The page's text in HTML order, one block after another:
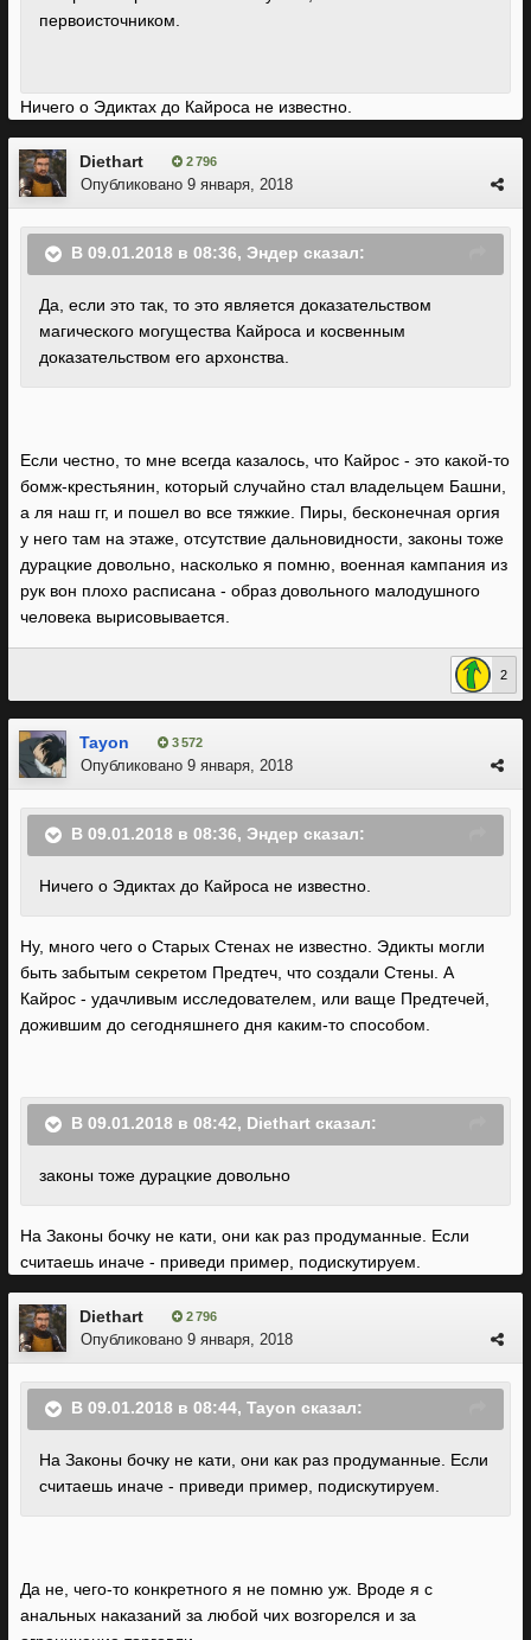
первоисточником.
Ничего о Эдиктах до Кайроса не известно.
Diethart 2 796
Опубликовано 9 января, 2018
В 09.01.2018 в 08:36, Эндер сказал:
Да, если это так, то это является доказательством
магического могущества Кайроса и косвенным
доказательством его архонства.
Если честно, то мне всегда казалось, что Кайрос - это какой-то
бомж-крестьянин, который случайно стал владельцем Башни,
а ля наш гг, и пошел во все тяжкие. Пиры, бесконечная оргия
у него там на этаже, отсутствие дальновидности, законы тоже
дурацкие довольно, насколько я помню, военная кампания из
рук вон плохо расписана - образ довольного малодушного
человека вырисовывается.
2
Tayon 3 572
Опубликовано 9 января, 2018
В 09.01.2018 в 08:36, Эндер сказал:
Ничего о Эдиктах до Кайроса не известно.
Ну, много чего о Старых Стенах не известно. Эдикты могли
быть забытым секретом Предтеч, что создали Стены. А
Кайрос - удачливым исследователем, или ваще Предтечей,
дожившим до сегодняшнего дня каким-то способом.
В 09.01.2018 в 08:42, Diethart сказал:
законы тоже дурацкие довольно
На Законы бочку не кати, они как раз продуманные. Если
считаешь иначе - приведи пример, подискутируем.
Diethart 2 796
Опубликовано 9 января, 2018
В 09.01.2018 в 08:44, Tayon сказал:
На Законы бочку не кати, они как раз продуманные. Если
считаешь иначе - приведи пример, подискутируем.
Да не, чего-то конкретного я не помню уж. Вроде я с
анальных наказаний за любой чих возгорелся и за